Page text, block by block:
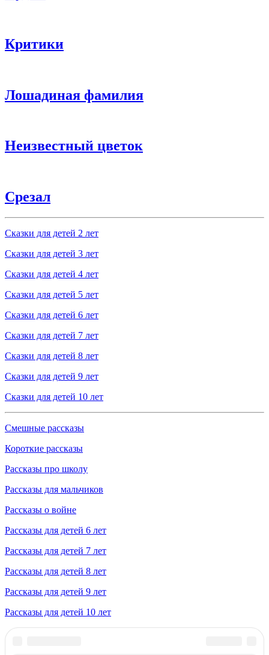
Критики
Лошадиная фамилия
Неизвестный цветок
Срезал
Сказки для детей 2 лет
Сказки для детей 3 лет
Сказки для детей 4 лет
Сказки для детей 5 лет
Сказки для детей 6 лет
Сказки для детей 7 лет
Сказки для детей 8 лет
Сказки для детей 9 лет
Сказки для детей 10 лет
Смешные рассказы
Короткие рассказы
Рассказы про школу
Рассказы для мальчиков
Рассказы о войне
Рассказы для детей 6 лет
Рассказы для детей 7 лет
Рассказы для детей 8 лет
Рассказы для детей 9 лет
Рассказы для детей 10 лет